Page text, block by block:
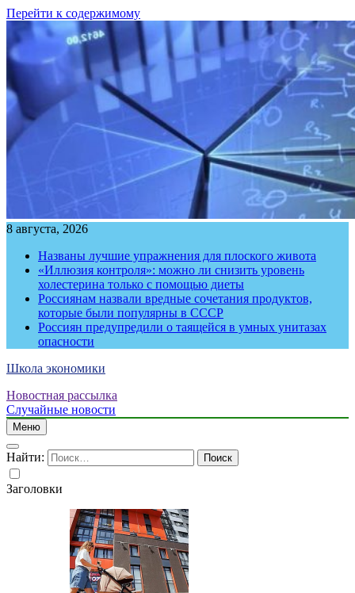
Перейти к содержимому
8 августа, 2026
Названы лучшие упражнения для плоского живота
«Иллюзия контроля»: можно ли снизить уровень
холестерина только с помощью диеты
Россиянам назвали вредные сочетания продуктов,
которые были популярны в СССР
Россиян предупредили о таящейся в умных унитазах
опасности
Школа экономики
Новостная рассылка
Случайные новости
Меню
Найти:
Заголовки